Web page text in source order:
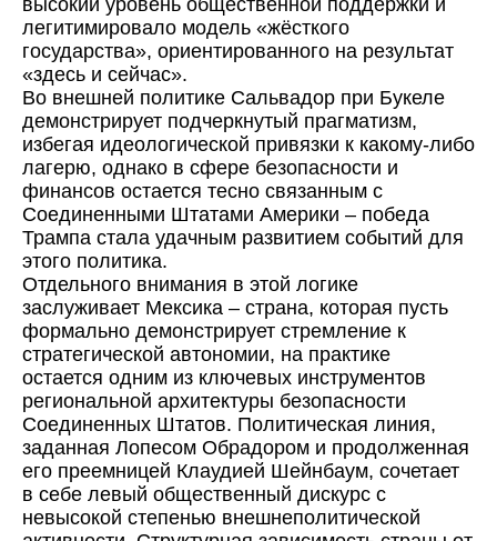
высокий уровень общественной поддержки и
легитимировало модель «жёсткого
государства», ориентированного на результат
«здесь и сейчас».
Во внешней политике Сальвадор при Букеле
демонстрирует подчеркнутый прагматизм,
избегая идеологической привязки к какому-либо
лагерю, однако в сфере безопасности и
финансов остается тесно связанным с
Соединенными Штатами Америки – победа
Трампа стала удачным развитием событий для
этого политика.
Отдельного внимания в этой логике
заслуживает Мексика – страна, которая пусть
формально демонстрирует стремление к
стратегической автономии, на практике
остается одним из ключевых инструментов
региональной архитектуры безопасности
Соединенных Штатов. Политическая линия,
заданная Лопесом Обрадором и продолженная
его преемницей Клаудией Шейнбаум, сочетает
в себе левый общественный дискурс с
невысокой степенью внешнеполитической